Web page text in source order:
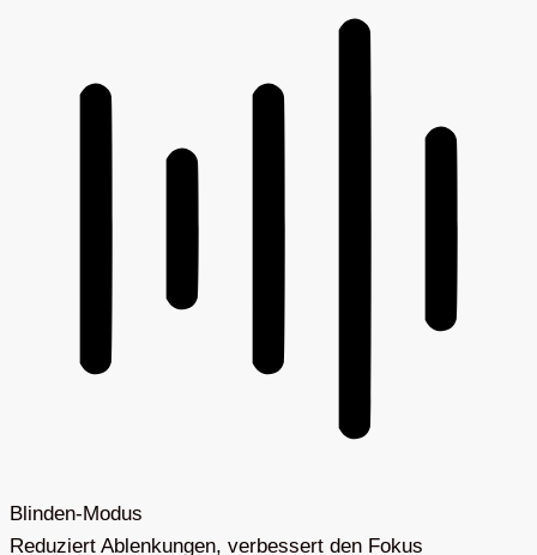
Blinden-Modus
Reduziert Ablenkungen, verbessert den Fokus